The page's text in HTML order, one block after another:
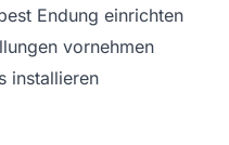
Endung einrichten
vornehmen
installieren